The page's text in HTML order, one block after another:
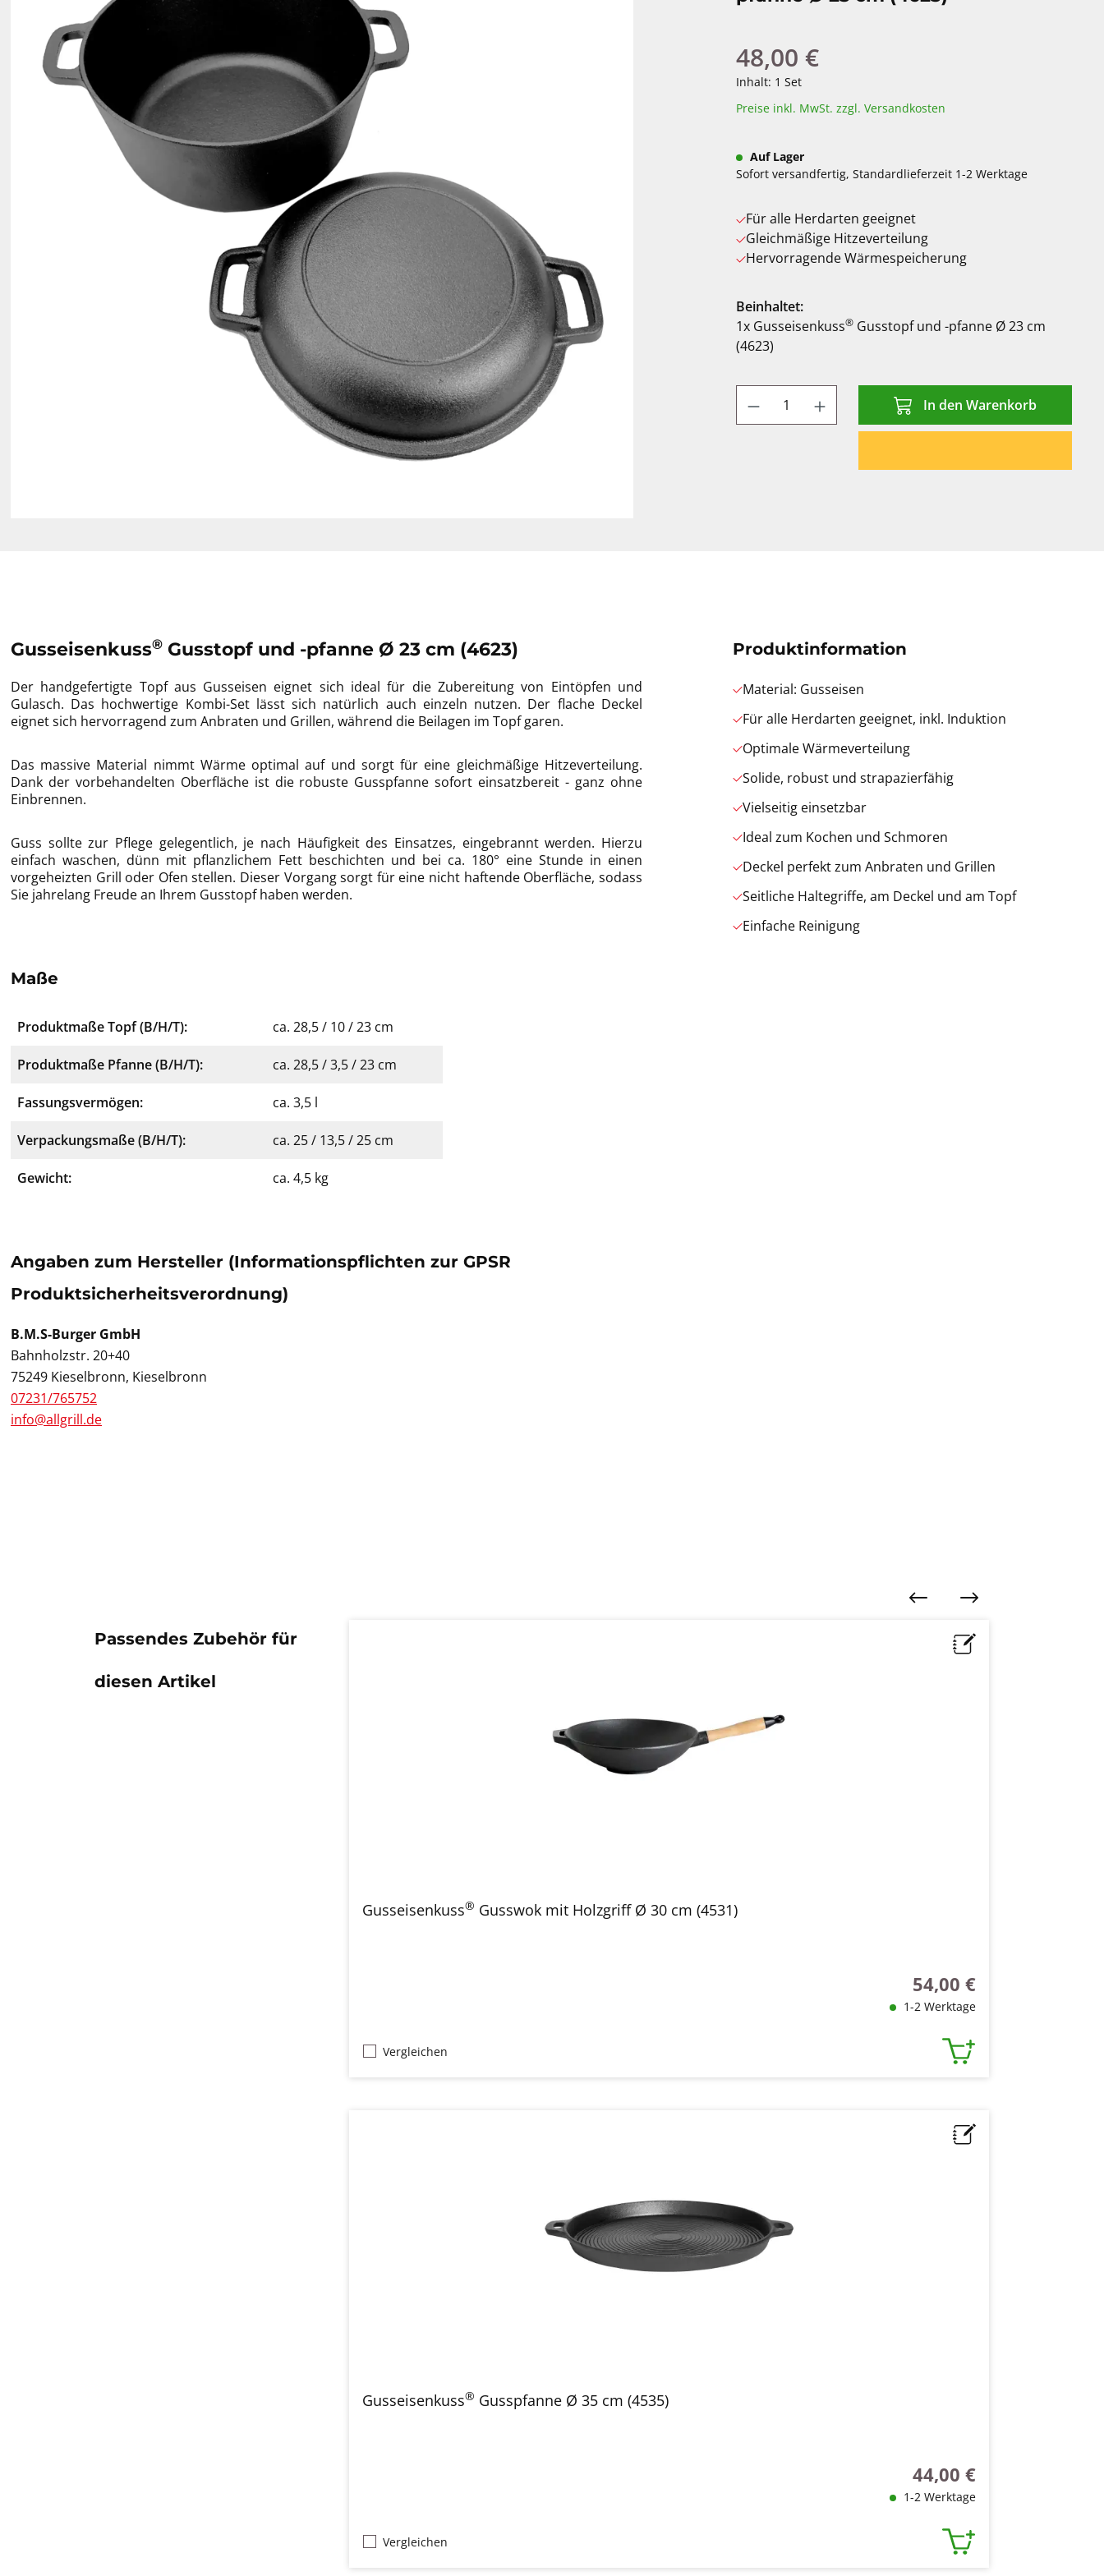
Regulärer Preis:
48,00 €
Inhalt: 1 Set
Preise inkl. MwSt. zzgl. Versandkosten
Auf Lager
Sofort versandfertig, Standardlieferzeit 1-2 Werktage
Für alle Herdarten geeignet
Gleichmäßige Hitzeverteilung
Hervorragende Wärmespeicherung
Beinhaltet:
1x Gusseisenkuss® Gusstopf und -pfanne Ø 23 cm
(4623)
Produkt Anzahl: Gib denIn den Warenkorb
Gusseisenkuss® Gusstopf und -pfanne Ø 23 cm (4623)
Der handgefertigte Topf aus Gusseisen eignet sich ideal für die Zubereitung von Eintöpfen und
Gulasch. Das hochwertige Kombi-Set lässt sich natürlich auch einzeln nutzen. Der flache Deckel
eignet sich hervorragend zum Anbraten und Grillen, während die Beilagen im Topf garen.
Das massive Material nimmt Wärme optimal auf und sorgt für eine gleichmäßige Hitzeverteilung.
Dank der vorbehandelten Oberfläche ist die robuste Gusspfanne sofort einsatzbereit - ganz ohne
Einbrennen.
Guss sollte zur Pflege gelegentlich, je nach Häufigkeit des Einsatzes, eingebrannt werden. Hierzu
einfach waschen, dünn mit pflanzlichem Fett beschichten und bei ca. 180° eine Stunde in einen
vorgeheizten Grill oder Ofen stellen. Dieser Vorgang sorgt für eine nicht haftende Oberfläche, sodass
Sie jahrelang Freude an Ihrem Gusstopf haben werden.
Maße
Produktmaße Topf (B/H/T): ca. 28,5 / 10 / 23 cm
Produktmaße Pfanne (B/H/T): ca. 28,5 / 3,5 / 23 cm
Fassungsvermögen: ca. 3,5 l
Verpackungsmaße (B/H/T): ca. 25 / 13,5 / 25 cm
Gewicht: ca. 4,5 kg
Produktinformation
Material: Gusseisen
Für alle Herdarten geeignet, inkl. Induktion
Optimale Wärmeverteilung
Solide, robust und strapazierfähig
Vielseitig einsetzbar
Ideal zum Kochen und Schmoren
Deckel perfekt zum Anbraten und Grillen
Seitliche Haltegriffe, am Deckel und am Topf
Einfache Reinigung
Angaben zum Hersteller (Informationspflichten zur GPSR
Produktsicherheitsverordnung)
B.M.S-Burger GmbH
Bahnholzstr. 20+40
75249 Kieselbronn, Kieselbronn
07231/765752
info@allgrill.de
Passendes Zubehör für
diesen Artikel
Gusseisenkuss® Gusswok mit Holzgriff Ø 30 cm (4531)
Regulärer Preis:
54,00 €
1-2 Werktage
Vergleichen
Gusseisenkuss® Gusspfanne Ø 35 cm (4535)
Regulärer Preis:
44,00 €
1-2 Werktage
Vergleichen